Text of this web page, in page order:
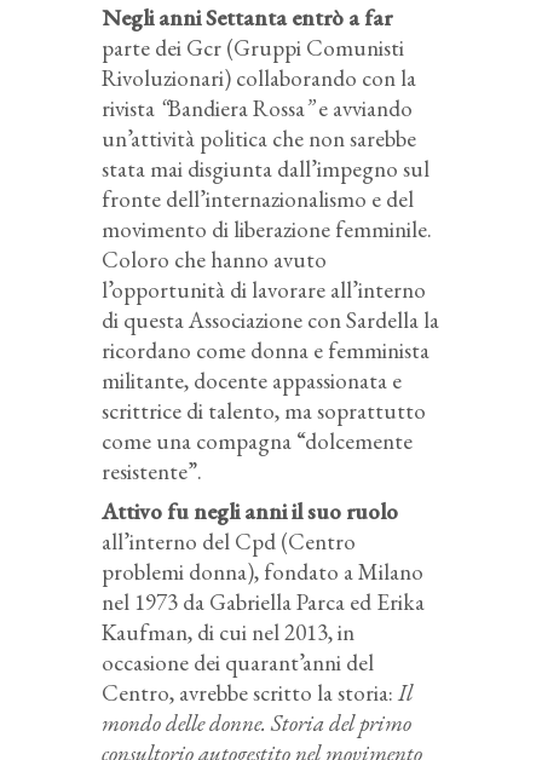
Negli anni Settanta entrò a far
parte dei Gcr (Gruppi Comunisti
Rivoluzionari) collaborando con la
rivista “Bandiera Rossa”e avviando
un’attività politica che non sarebbe
stata mai disgiunta dall’impegno sul
fronte dell’internazionalismo e del
movimento di liberazione femminile.
Coloro che hanno avuto
l’opportunità di lavorare all’interno
di questa Associazione con Sardella la
ricordano come donna e femminista
militante, docente appassionata e
scrittrice di talento, ma soprattutto
come una compagna “dolcemente
resistente”.
Attivo fu negli anni il suo ruolo
all’interno del Cpd (Centro
problemi donna), fondato a Milano
nel 1973 da Gabriella Parca ed Erika
Kaufman, di cui nel 2013, in
occasione dei quarant’anni del
Centro, avrebbe scritto la storia: Il
mondo delle donne. Storia del primo
consultorio autogestito nel movimento